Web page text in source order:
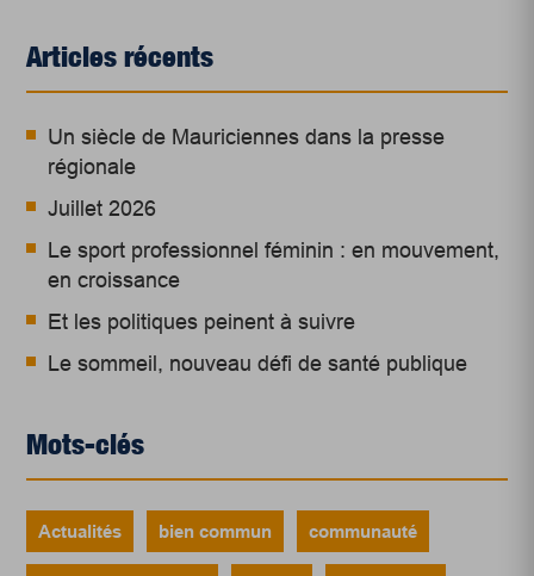
Articles récents
Un siècle de Mauriciennes dans la presse
régionale
Juillet 2026
Le sport professionnel féminin : en mouvement,
en croissance
Et les politiques peinent à suivre
Le sommeil, nouveau défi de santé publique
Mots-clés
Actualités bien commun communauté